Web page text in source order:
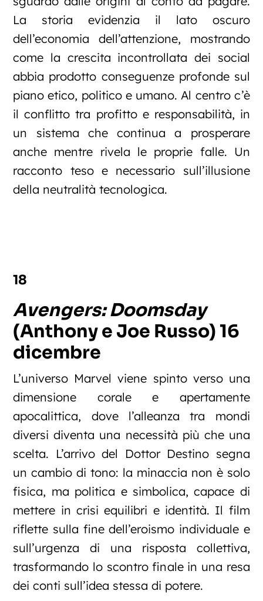
La storia evidenzia il lato oscuro
dell’economia dell’attenzione, mostrando
come la crescita incontrollata dei social
abbia prodotto conseguenze profonde sul
piano etico, politico e umano. Al centro c’è
il conflitto tra profitto e responsabilità, in
un sistema che continua a prosperare
anche mentre rivela le proprie falle. Un
racconto teso e necessario sull’illusione
della neutralità tecnologica.
18
Avengers: Doomsday
(Anthony e Joe Russo) 16
dicembre
L’universo Marvel viene spinto verso una
dimensione corale e apertamente
apocalittica, dove l’alleanza tra mondi
diversi diventa una necessità più che una
scelta. L’arrivo del Dottor Destino segna
un cambio di tono: la minaccia non è solo
fisica, ma politica e simbolica, capace di
mettere in crisi equilibri e identità. Il film
riflette sulla fine dell’eroismo individuale e
sull’urgenza di una risposta collettiva,
trasformando lo scontro finale in una resa
dei conti sull’idea stessa di potere.